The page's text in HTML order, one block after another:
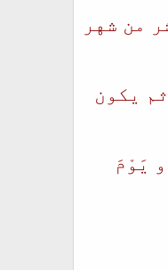
من شهر
يكون
يَوْمَ